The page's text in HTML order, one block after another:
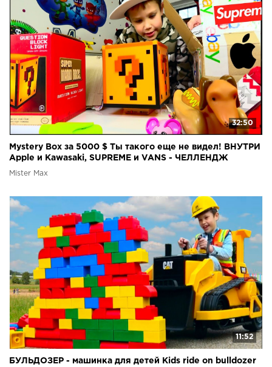
32:50
Mystery Box за 5000 $ Ты такого еще не видел! ВНУТРИ
Apple и Kawasaki, SUPREME и VANS - ЧЕЛЛЕНДЖ
Mister Max
11:52
БУЛЬДОЗЕР - машинка для детей Kids ride on bulldozer